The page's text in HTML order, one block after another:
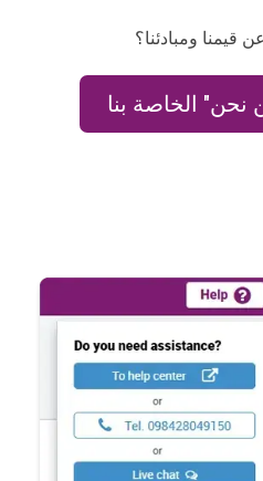
ومبادئنا؟
الخاصة بنا